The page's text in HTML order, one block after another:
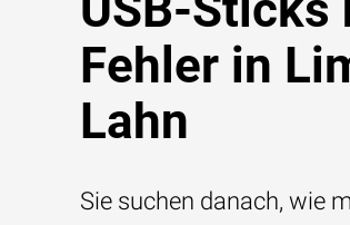
Fehler in
Lahn
Sie suchen danach, wie